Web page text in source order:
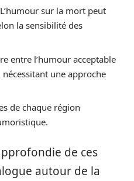
L’humour sur la mort peut
la sensibilité des
entre l’humour acceptable
une approche
de chaque région
de ces
autour de la